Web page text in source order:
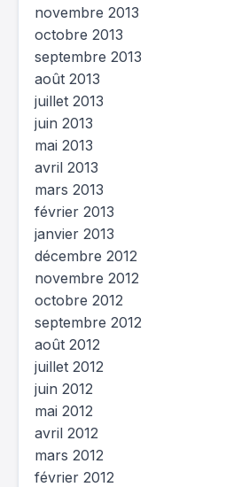
novembre 2013
octobre 2013
septembre 2013
août 2013
juillet 2013
juin 2013
mai 2013
avril 2013
mars 2013
février 2013
janvier 2013
décembre 2012
novembre 2012
octobre 2012
septembre 2012
août 2012
juillet 2012
juin 2012
mai 2012
avril 2012
mars 2012
février 2012